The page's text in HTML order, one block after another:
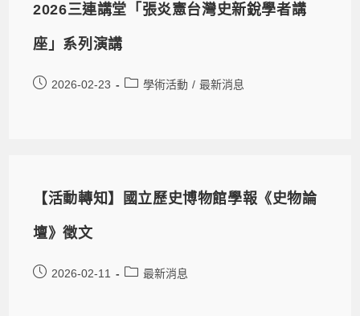
2026三連講堂「張炎憲台灣史新銳學者講
座」系列演講
2026-02-23 學術活動 / 最新消息
【活動轉知】國立歷史博物館學報《史物論
壇》徵文
2026-02-11 最新消息